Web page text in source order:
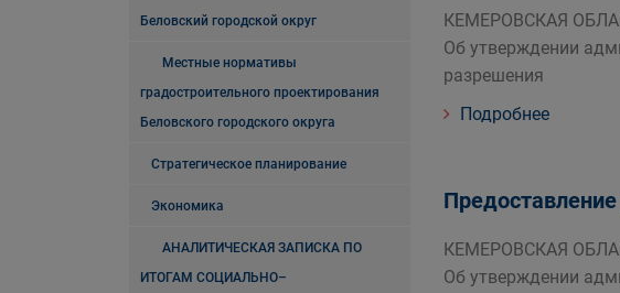
Беловский городской округ
Местные нормативы
градостроительного проектирования
Беловского городского округа
Стратегическое планирование
Экономика
АНАЛИТИЧЕСКАЯ ЗАПИСКА ПО
ИТОГАМ СОЦИАЛЬНО–
КЕМЕРОВСКАЯ
Об утверждении
разрешения
Подробнее
КЕМЕРОВСКАЯ
Об утверждении